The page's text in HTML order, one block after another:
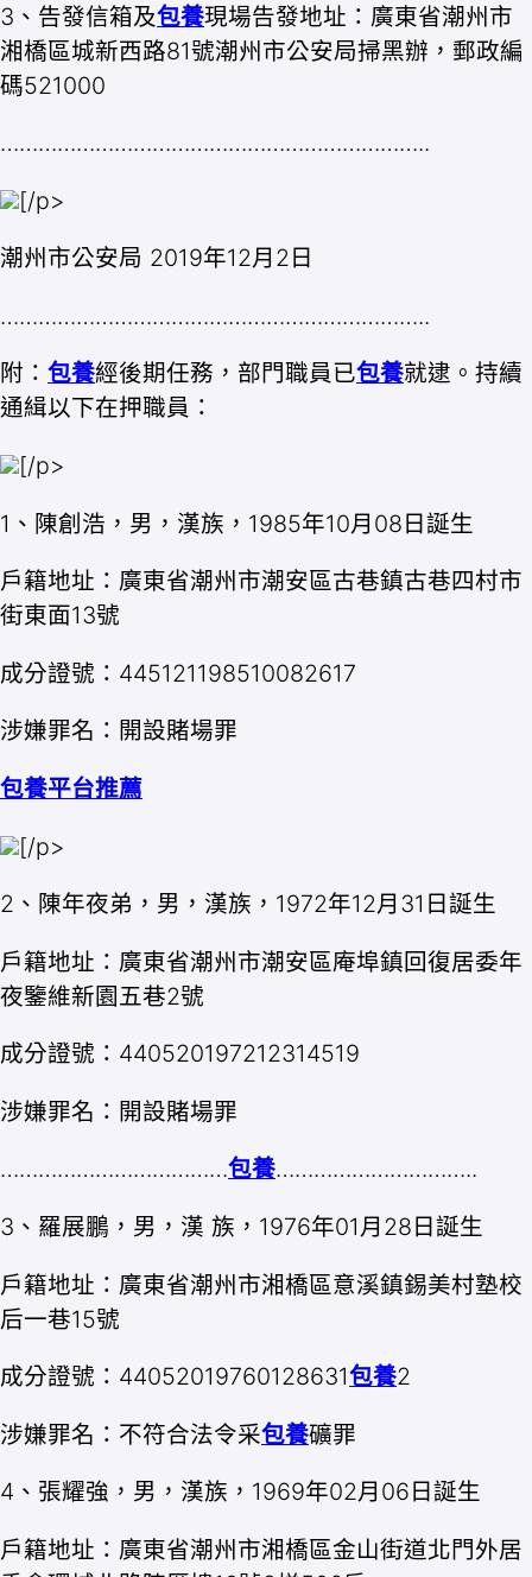
3、告發信箱及包養現場告發地址：廣東省潮州市
湘橋區城新西路81號潮州市公安局掃黑辦，郵政編
碼521000
…………………………………………………………..
[/p>
潮州市公安局 2019年12月2日
…………………………………………………………..
附： 包養經後期任務，部門職員已包養就逮。持續
通緝以下在押職員：
[/p>
1、陳創浩，男，漢族，1985年10月08日誕生
戶籍地址：廣東省潮州市潮安區古巷鎮古巷四村市
街東面13號
成分證號：445121198510082617
涉嫌罪名：開設賭場罪
包養平台推薦
[/p>
2、陳年夜弟，男，漢族，1972年12月31日誕生
戶籍地址：廣東省潮州市潮安區庵埠鎮回復居委年
夜鑒維新園五巷2號
成分證號：440520197212314519
涉嫌罪名：開設賭場罪
………………………………包養…………………………..
3、羅展鵬，男，漢 族，1976年01月28日誕生
戶籍地址：廣東省潮州市湘橋區意溪鎮錫美村塾校
后一巷15號
成分證號：44052019760128631包養2
涉嫌罪名：不符合法令采包養礦罪
4、張耀強，男，漢族，1969年02月06日誕生
戶籍地址：廣東省潮州市湘橋區金山街道北門外居